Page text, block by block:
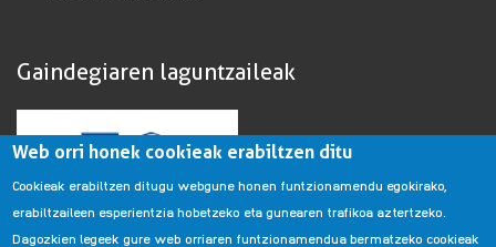
Gaindegiaren laguntzaileak
Web orri honek cookieak erabiltzen ditu
Cookieak erabiltzen ditugu webgune honen funtzionamendu egokirako,
erabiltzaileen esperientzia hobetzeko eta gunearen trafikoa aztertzeko.
Dagozkien legeek gure web orriaren funtzionamendua bermatzeko cookieak